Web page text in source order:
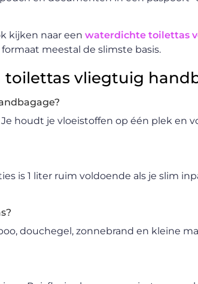
kijken naar een waterdichte toilettas
meestal de slimste basis.
vliegtuig
houdt je vloeistoffen op één plek en
is 1 liter ruim voldoende als je slim
douchegel, zonnebrand en kleine